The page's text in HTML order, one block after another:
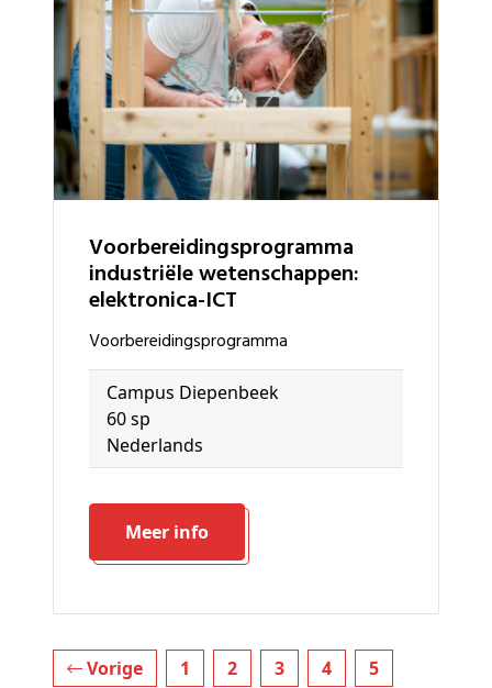
voorbereidingsprogramma
industriële wetenschappen:
elektronica-ICT
voorbereidingsprogramma
Campus Diepenbeek
60 sp
Nederlands
Meer info
Vorige 1 2 3 4
5